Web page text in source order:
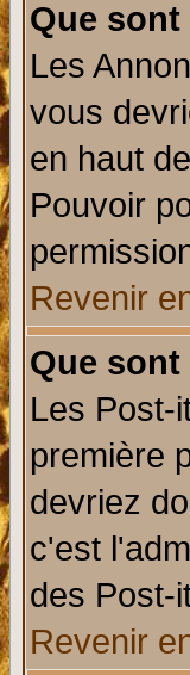
Que
Les
vous
en haut
Pouvoir
Revenir
Que
Les Post-
première
devriez
c'est
des Post-
Revenir